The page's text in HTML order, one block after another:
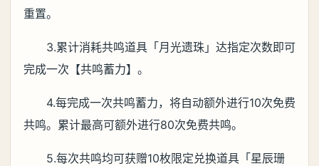
重置。
3.累计消耗共鸣道具「月光遗珠」达指定次数即可
完成一次【共鸣蓄力】。
4.每完成一次共鸣蓄力，将自动额外进行10次免费
共鸣。累计最高可额外进行80次免费共鸣。
5.每次共鸣均可获赠10枚限定兑换道具「星辰珊